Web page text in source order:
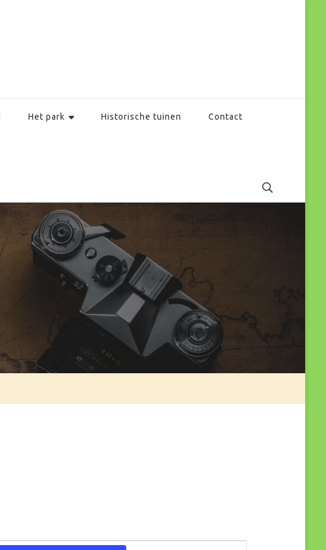
Het park Historische tuinen Contact